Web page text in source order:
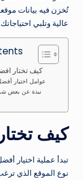
تُخزن فيه بيانات
عالية وتلبي احتياجاتك.
كيف تختار
عوامل اختيار
نبذة عن بعض
كيف تختار
تبدأ عملية اختيار
نوع الموقع الذي